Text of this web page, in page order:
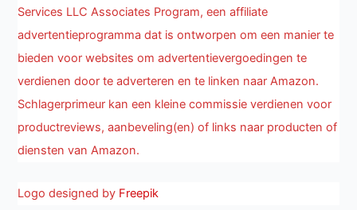
Services LLC Associates Program, een affiliate
advertentieprogramma dat is ontworpen om een manier te
bieden voor websites om advertentievergoedingen te
verdienen door te adverteren en te linken naar Amazon.
Schlagerprimeur kan een kleine commissie verdienen voor
productreviews, aanbeveling(en) of links naar producten of
diensten van Amazon.
Logo designed by Freepik